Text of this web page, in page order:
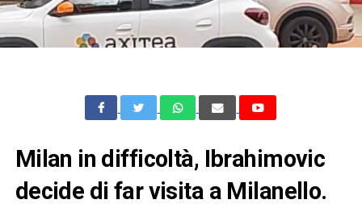
Milan in difficoltà, Ibrahimovic
decide di far visita a Milanello.